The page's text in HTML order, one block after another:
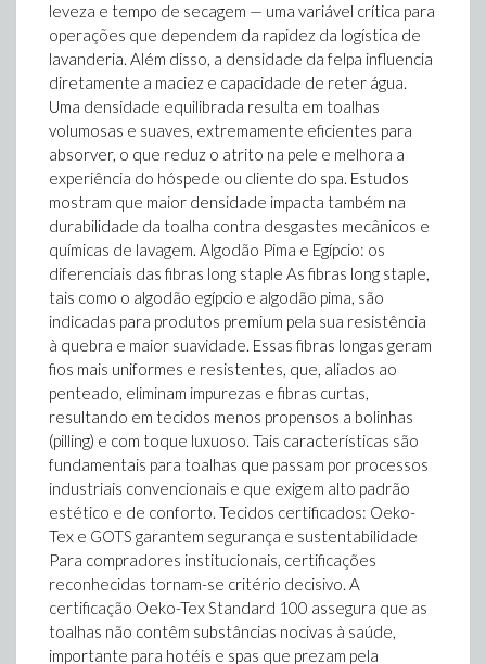
leveza e tempo de secagem — uma variável crítica para
operações que dependem da rapidez da logística de
lavanderia. Além disso, a densidade da felpa influencia
diretamente a maciez e capacidade de reter água.
Uma densidade equilibrada resulta em toalhas
volumosas e suaves, extremamente eficientes para
absorver, o que reduz o atrito na pele e melhora a
experiência do hóspede ou cliente do spa. Estudos
mostram que maior densidade impacta também na
durabilidade da toalha contra desgastes mecânicos e
químicas de lavagem. Algodão Pima e Egípcio: os
diferenciais das fibras long staple As fibras long staple,
tais como o algodão egípcio e algodão pima, são
indicadas para produtos premium pela sua resistência
à quebra e maior suavidade. Essas fibras longas geram
fios mais uniformes e resistentes, que, aliados ao
penteado, eliminam impurezas e fibras curtas,
resultando em tecidos menos propensos a bolinhas
(pilling) e com toque luxuoso. Tais características são
fundamentais para toalhas que passam por processos
industriais convencionais e que exigem alto padrão
estético e de conforto. Tecidos certificados: Oeko-
Tex e GOTS garantem segurança e sustentabilidade
Para compradores institucionais, certificações
reconhecidas tornam-se critério decisivo. A
certificação Oeko-Tex Standard 100 assegura que as
toalhas não contêm substâncias nocivas à saúde,
importante para hotéis e spas que prezam pela